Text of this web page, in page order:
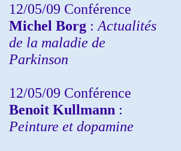
12/05/09 Conférence
Michel Borg : Actualités
de la maladie de
Parkinson
12/05/09 Conférence
Benoit Kullmann :
Peinture et dopamine